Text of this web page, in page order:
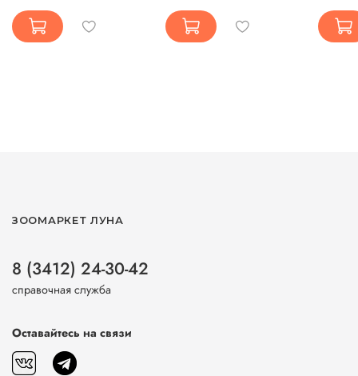
ЗООМАРКЕТ ЛУНА
8 (3412) 24-30-42
справочная служба
Оставайтесь на связи